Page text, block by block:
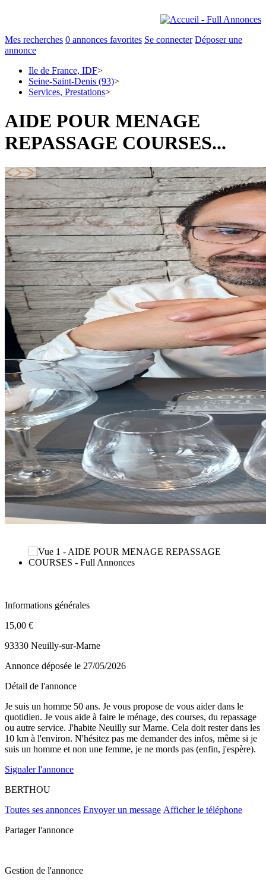
Mes recherches 0 annonces favorites Se connecter Déposer une
annonce
Ile de France, IDF>
Seine-Saint-Denis (93)>
Services, Prestations>
AIDE POUR MENAGE
REPASSAGE COURSES...
Informations générales
15,00 €
93330 Neuilly-sur-Marne
Annonce déposée le 27/05/2026
Détail de l'annonce
Je suis un homme 50 ans. Je vous propose de vous aider dans le
quotidien. Je vous aide à faire le ménage, des courses, du repassage
ou autre service. J'habite Neuilly sur Marne. Cela doit rester dans les
10 km à l'environ. N'hésitez pas me demander des infos, même si je
suis un homme et non une femme, je ne mords pas (enfin, j'espère).
Signaler l'annonce
BERTHOU
Toutes ses annonces Envoyer un message Afficher le téléphone
Partager l'annonce
Gestion de l'annonce